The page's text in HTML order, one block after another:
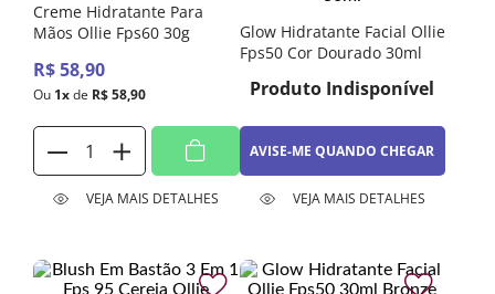
Creme Hidratante Para
Mãos Ollie Fps60 30g
R$58,90
Ou 1xde R$58,90
VEJA MAIS DETALHES
Glow Hidratante Facial Ollie
Fps50 Cor Dourado 30ml
Produto Indisponível
AVISE-ME QUANDO CHEGAR
VEJA MAIS DETALHES